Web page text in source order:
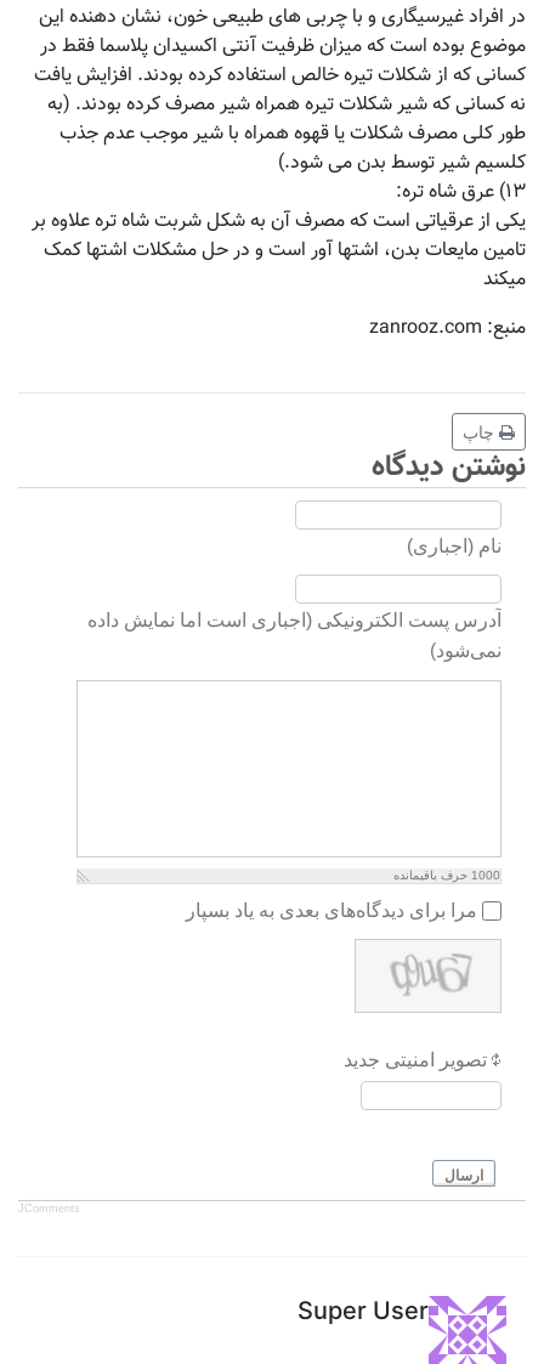
در افراد غیرسیگاری و با چربی های طبیعی خون، نشان دهنده این
موضوع بوده است که میزان ظرفیت آنتی اکسیدان پلاسما فقط در
کسانی که از شکلات تیره خالص استفاده کرده بودند. افزایش یافت
نه کسانی که شیر شکلات تیره همراه شیر مصرف کرده بودند. (به
طور کلی مصرف شکلات یا قهوه همراه با شیر موجب عدم جذب
کلسیم شیر توسط بدن می شود.)
۱۳) عرق شاه تره:
یکی از عرقیاتی است که مصرف آن به شکل شربت شاه تره علاوه بر
تامین مایعات بدن، اشتها آور است و در حل مشکلات اشتها کمک
میکند
منبع: zanrooz.com
چاپ
نوشتن دیدگاه
نام (اجباری)
آدرس پست الکترونیکی (اجباری است اما نمایش داده
نمی‌شود)
1000 حرف باقیمانده
مرا برای دیدگاه‌های بعدی به یاد بسپار
تصویر امنیتی جدید
ارسال
JComments
Super User